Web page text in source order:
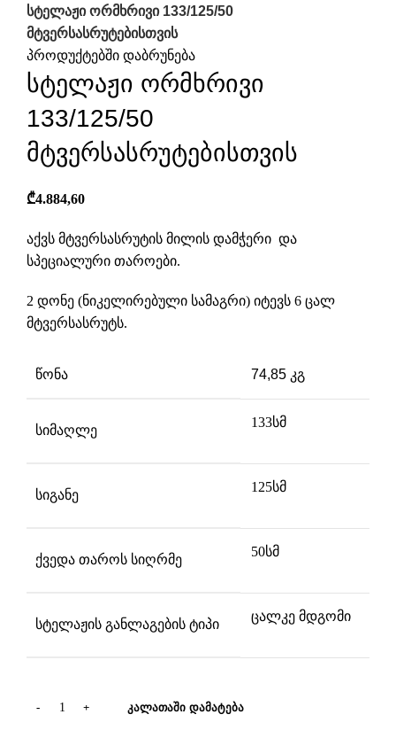
სტელაჟი ორმხრივი 133/125/50
მტვერსასრუტებისთვის
პროდუქტებში დაბრუნება
სტელაჟი ორმხრივი
133/125/50
მტვერსასრუტებისთვის
₾4.884,60
აქვს მტვერსასრუტის მილის დამჭერი და
სპეციალური თაროები.
2 დონე (ნიკელირებული სამაგრი) იტევს 6 ცალ
მტვერსასრუტს.
წონა 74,85 კგ
სიმაღლე
133სმ
სიგანე
125სმ
ქვედა თაროს სიღრმე
50სმ
სტელაჟის განლაგების ტიპი
ცალკე მდგომი
ᲙᲐᲚᲐᲗᲐᲨᲘ ᲓᲐᲛᲐᲢᲔᲑᲐ